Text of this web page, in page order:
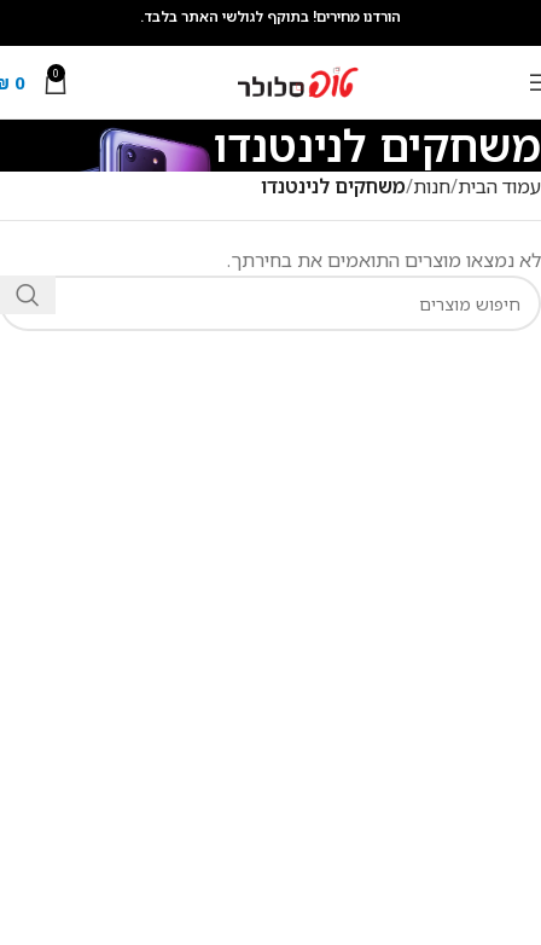
הורדנו מחירים! בתוקף לגולשי האתר בלבד.
0
0
משחקים לנינטנדו
עמוד הבית חנות משחקים לנינטנדו
לא נמצאו מוצרים התואמים את בחירתך.